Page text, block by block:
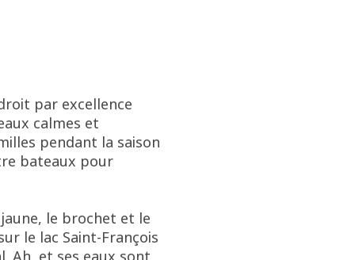
par excellence
calmes et
pendant la saison
bateaux pour
le brochet et le
le lac Saint-François